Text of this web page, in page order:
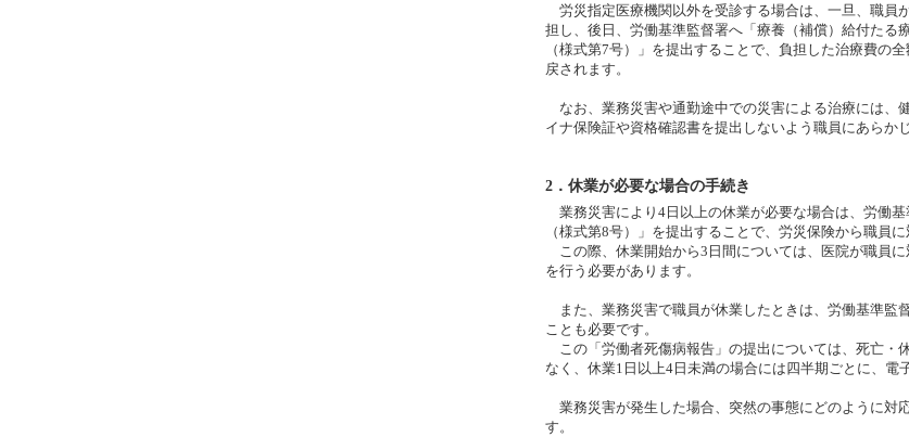
労災指定医療機関以外を受診する場合は、一旦、職員
担し、後日、労働基準監督署へ「療養（補償）給付たる
（様式第7号）」を提出することで、負担した治療費の
戻されます。
なお、業務災害や通勤途中での災害による治療には、
イナ保険証や資格確認書を提出しないよう職員にあらか
2．休業が必要な場合の手続き
業務災害により4日以上の休業が必要な場合は、労働
（様式第8号）」を提出することで、労災保険から職員
この際、休業開始から3日間については、医院が職員
を行う必要があります。
また、業務災害で職員が休業したときは、労働基準監
ことも必要です。
この「労働者死傷病報告」の提出については、死亡・
なく、休業1日以上4日未満の場合には四半期ごとに、電
業務災害が発生した場合、突然の事態にどのように対
す。